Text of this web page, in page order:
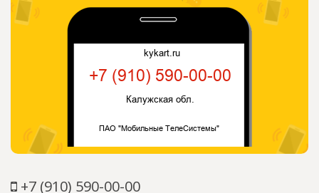
+7 (910) 590-00-00